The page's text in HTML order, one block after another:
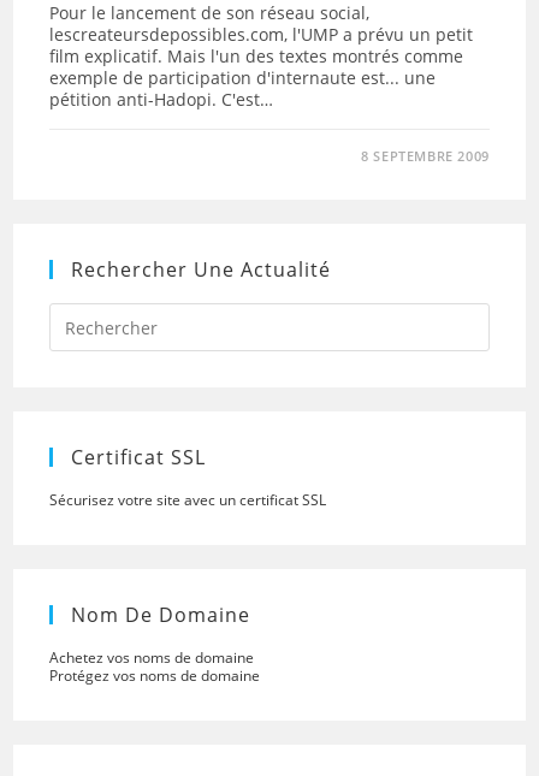
Pour le lancement de son réseau social,
lescreateursdepossibles.com, l'UMP a prévu un petit
film explicatif. Mais l'un des textes montrés comme
exemple de participation d'internaute est... une
pétition anti-Hadopi. C'est…
8 SEPTEMBRE 2009
Rechercher Une Actualité
Press
to
Certificat SSL
Sécurisez votre site avec un certificat SSL
Nom De Domaine
Achetez vos noms de domaine
Protégez vos noms de domaine